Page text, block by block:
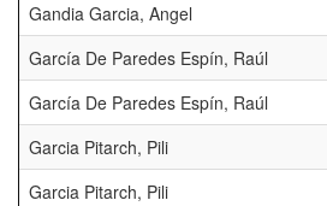
Gandia Garcia, Angel
García De Paredes Espín, Raúl
García De Paredes Espín, Raúl
Garcia Pitarch, Pili
Garcia Pitarch, Pili